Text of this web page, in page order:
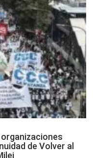
de Volver al